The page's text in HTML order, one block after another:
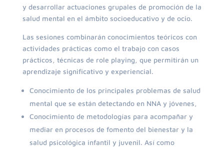
y desarrollar actuaciones grupales de promoción de la
salud mental en el ámbito socioeducativo y de ocio.
Las sesiones combinarán conocimientos teóricos con
actividades prácticas como el trabajo con casos
prácticos, técnicas de role playing, que permitirán un
aprendizaje significativo y experiencial.
Conocimiento de los principales problemas de salud
mental que se están detectando en NNA y jóvenes,
Conocimiento de metodologías para acompañar y
mediar en procesos de fomento del bienestar y la
salud psicológica infantil y juvenil. Así como